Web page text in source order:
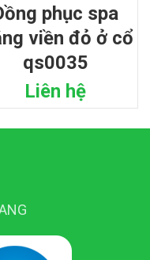
viền đỏ ở cổ
qs0035
Liên hệ